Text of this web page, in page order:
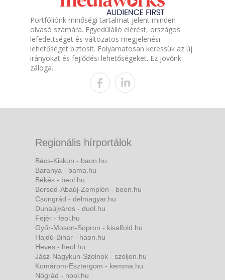
Portfóliónk minőségi tartalmat jelent minden
olvasó számára. Egyedülálló elérést, országos
lefedettséget és változatos megjelenési
lehetőséget biztosít. Folyamatosan keressük az új
irányokat és fejlődési lehetőségeket. Ez jövőnk
záloga.
Regionális hírportálok
Bács-Kiskun - baon.hu
Baranya - bama.hu
Békés - beol.hu
Borsod-Abaúj-Zemplén - boon.hu
Csongrád - delmagyar.hu
Dunaújváros - duol.hu
Fejér - feol.hu
Győr-Moson-Sopron - kisalfold.hu
Hajdú-Bihar - haon.hu
Heves - heol.hu
Jász-Nagykun-Szolnok - szoljon.hu
Komárom-Esztergom - kemma.hu
Nógrád - nool.hu